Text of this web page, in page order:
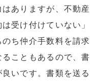
ありますが、不動産
受け付けていない」
ち仲介手数料を請求
こともあるので、書
いです。書類を送る